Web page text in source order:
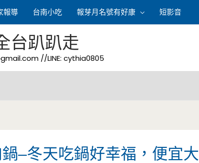
報導 台南小吃 報芽月名號有好康 短影音
台趴趴走
//LINE: cythia0805
–冬天吃鍋好幸福，便宜大